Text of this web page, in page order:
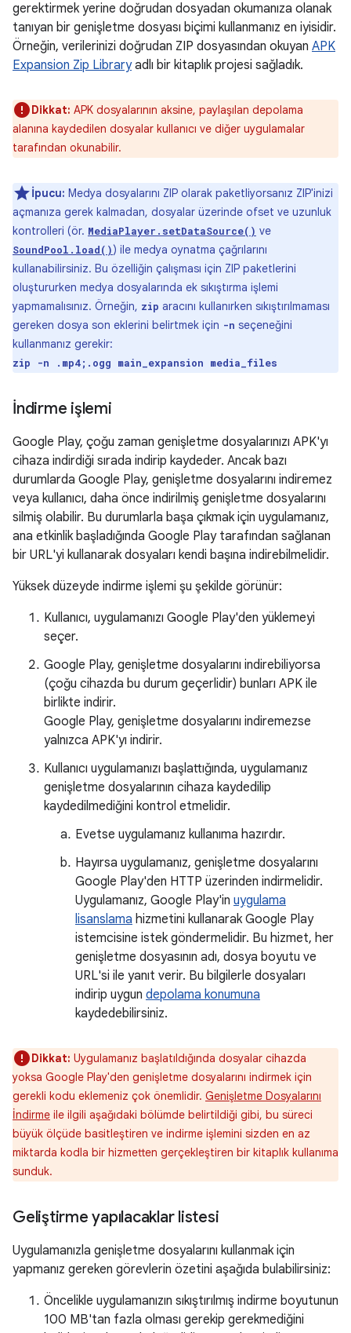
gerektirmek yerine doğrudan dosyadan okumanıza olanak
tanıyan bir genişletme dosyası biçimi kullanmanız en iyisidir.
Örneğin, verilerinizi doğrudan ZIP dosyasından okuyan APK
Expansion Zip Libraryadlı bir kitaplık projesi sağladık.
Dikkat: APK dosyalarının aksine, paylaşılan depolama
alanına kaydedilen dosyalar kullanıcı ve diğer uygulamalar
tarafından okunabilir.
İpucu: Medya dosyalarını ZIP olarak paketliyorsanız ZIP'inizi
açmanıza gerek kalmadan, dosyalar üzerinde ofset ve uzunluk
kontrolleri (ör. MediaPlayer.setDataSource() ve
SoundPool.load()) ile medya oynatma çağrılarını
kullanabilirsiniz. Bu özelliğin çalışması için ZIP paketlerini
oluştururken medya dosyalarında ek sıkıştırma işlemi
yapmamalısınız. Örneğin, zip aracını kullanırken sıkıştırılmaması
gereken dosya son eklerini belirtmek için -n seçeneğini
kullanmanız gerekir:
zip -n .mp4;.ogg main_expansion media_files
İndirme işlemi
Google Play, çoğu zaman genişletme dosyalarınızı APK'yı
cihaza indirdiği sırada indirip kaydeder. Ancak bazı
durumlarda Google Play, genişletme dosyalarını indiremez
veya kullanıcı, daha önce indirilmiş genişletme dosyalarını
silmiş olabilir. Bu durumlarla başa çıkmak için uygulamanız,
ana etkinlik başladığında Google Play tarafından sağlanan
bir URL'yi kullanarak dosyaları kendi başına indirebilmelidir.
Yüksek düzeyde indirme işlemi şu şekilde görünür:
Kullanıcı, uygulamanızı Google Play'den yüklemeyi
seçer.
Google Play, genişletme dosyalarını indirebiliyorsa
(çoğu cihazda bu durum geçerlidir) bunları APK ile
birlikte indirir.
Google Play, genişletme dosyalarını indiremezse
yalnızca APK'yı indirir.
Kullanıcı uygulamanızı başlattığında, uygulamanız
genişletme dosyalarının cihaza kaydedilip
kaydedilmediğini kontrol etmelidir.
Evetse uygulamanız kullanıma hazırdır.
Hayırsa uygulamanız, genişletme dosyalarını
Google Play'den HTTP üzerinden indirmelidir.
Uygulamanız, Google Play'in uygulama
lisanslama hizmetini kullanarak Google Play
istemcisine istek göndermelidir. Bu hizmet, her
genişletme dosyasının adı, dosya boyutu ve
URL'si ile yanıt verir. Bu bilgilerle dosyaları
indirip uygun depolama konumuna
kaydedebilirsiniz.
Dikkat: Uygulamanız başlatıldığında dosyalar cihazda
yoksa Google Play'den genişletme dosyalarını indirmek için
gerekli kodu eklemeniz çok önemlidir. Genişletme Dosyalarını
İndirme ile ilgili aşağıdaki bölümde belirtildiği gibi, bu süreci
büyük ölçüde basitleştiren ve indirme işlemini sizden en az
miktarda kodla bir hizmetten gerçekleştiren bir kitaplık kullanıma
sunduk.
Geliştirme yapılacaklar listesi
Uygulamanızla genişletme dosyalarını kullanmak için
yapmanız gereken görevlerin özetini aşağıda bulabilirsiniz:
Öncelikle uygulamanızın sıkıştırılmış indirme boyutunun
100 MB'tan fazla olması gerekip gerekmediğini